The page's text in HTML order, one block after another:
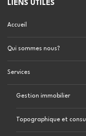
LIENS UTILES
Accueil
Qui sommes nous?
Services
Gestion immobilier
Topographique et